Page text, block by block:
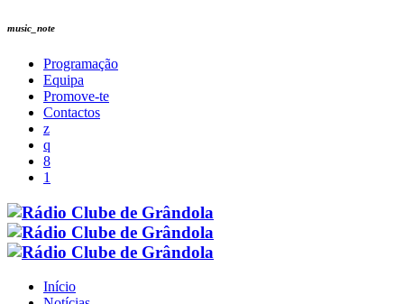
music_note
Programação
Equipa
Promove-te
Contactos
Início